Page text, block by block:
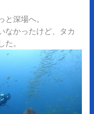
深場へ。
なかったけど、タカ
。